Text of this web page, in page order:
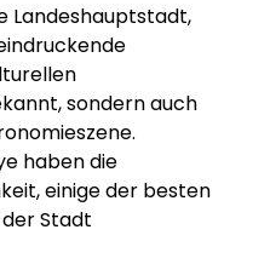
Landeshauptstadt,
sondern auch
haben die
einige der besten
Stadt